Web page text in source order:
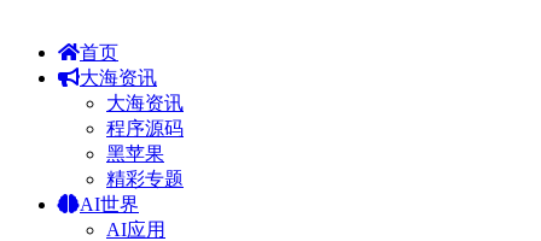
首页
大海资讯
大海资讯
程序源码
黑苹果
精彩专题
AI世界
AI应用